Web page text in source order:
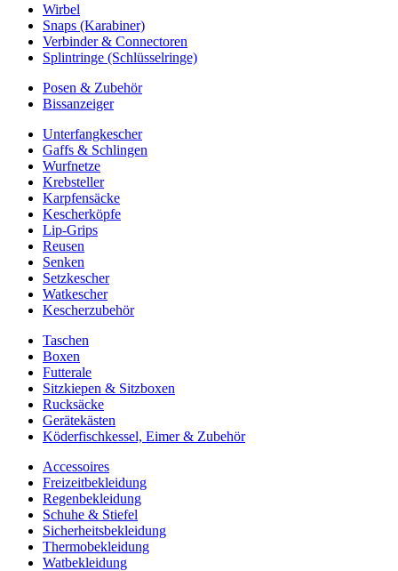
Wirbel
Snaps (Karabiner)
Verbinder & Connectoren
Splintringe (Schlüsselringe)
Posen & Zubehör
Bissanzeiger
Unterfangkescher
Gaffs & Schlingen
Wurfnetze
Krebsteller
Karpfensäcke
Kescherköpfe
Lip-Grips
Reusen
Senken
Setzkescher
Watkescher
Kescherzubehör
Taschen
Boxen
Futterale
Sitzkiepen & Sitzboxen
Rucksäcke
Gerätekästen
Köderfischkessel, Eimer & Zubehör
Accessoires
Freizeitbekleidung
Regenbekleidung
Schuhe & Stiefel
Sicherheitsbekleidung
Thermobekleidung
Watbekleidung